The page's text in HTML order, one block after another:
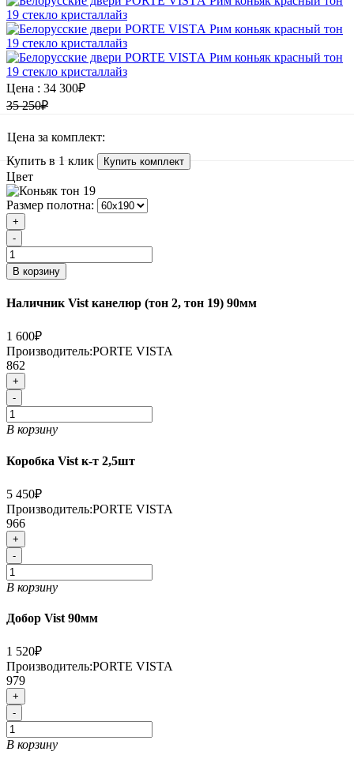
Цена : 34 300₽
35 250₽
Цена за комплект:
Купить в 1 клик
Купить комплект
Цвет
Размер полотна:
+
-
В корзину
Наличник Vist канелюр (тон 2, тон 19) 90мм
1 600₽
Производитель:PORTE VISTA
862
+
-
В корзину
Коробка Vist к-т 2,5шт
5 450₽
Производитель:PORTE VISTA
966
+
-
В корзину
Добор Vist 90мм
1 520₽
Производитель:PORTE VISTA
979
+
-
В корзину